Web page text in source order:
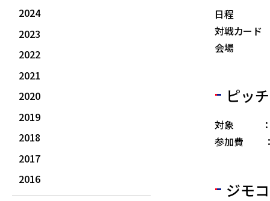
日程 ：
対戦カード
会場 ：市
ピッ
対象 ：小
参加費
ジモ
2024
2023
2022
2021
2020
2019
2018
2017
2016